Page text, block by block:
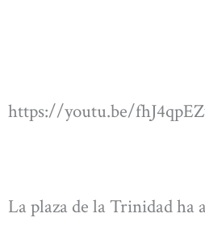
https://youtu.be/
La plaza de la Trinidad ha